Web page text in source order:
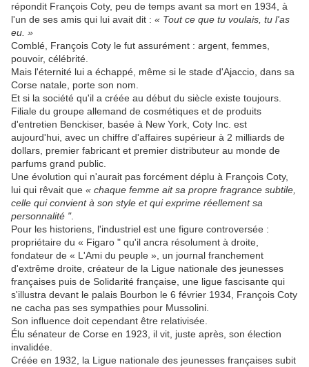
répondit François Coty, peu de temps avant sa mort en 1934, à
l'un de ses amis qui lui avait dit : « Tout ce que tu voulais, tu l'as
eu. »
Comblé, François Coty le fut assurément : argent, femmes,
pouvoir, célébrité.
Mais l'éternité lui a échappé, même si le stade d'Ajaccio, dans sa
Corse natale, porte son nom.
Et si la société qu'il a créée au début du siècle existe toujours.
Filiale du groupe allemand de cosmétiques et de produits
d'entretien Benckiser, basée à New York, Coty Inc. est
aujourd'hui, avec un chiffre d'affaires supérieur à 2 milliards de
dollars, premier fabricant et premier distributeur au monde de
parfums grand public.
Une évolution qui n'aurait pas forcément déplu à François Coty,
lui qui rêvait que « chaque femme ait sa propre fragrance subtile,
celle qui convient à son style et qui exprime réellement sa
personnalité ".
Pour les historiens, l'industriel est une figure controversée :
propriétaire du « Figaro " qu'il ancra résolument à droite,
fondateur de « L'Ami du peuple », un journal franchement
d'extrême droite, créateur de la Ligue nationale des jeunesses
françaises puis de Solidarité française, une ligue fascisante qui
s'illustra devant le palais Bourbon le 6 février 1934, François Coty
ne cacha pas ses sympathies pour Mussolini.
Son influence doit cependant être relativisée.
Élu sénateur de Corse en 1923, il vit, juste après, son élection
invalidée.
Créée en 1932, la Ligue nationale des jeunesses françaises subit